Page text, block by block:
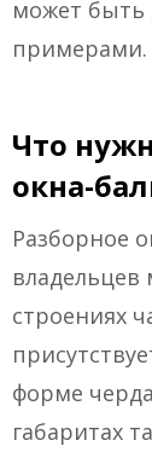
может быть
примерами.
Что
окна-
Разборное
строениях
форме
габаритах